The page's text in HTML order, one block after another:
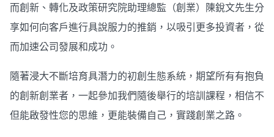
而創新、轉化及政策研究院助理總監（創業）陳銳文先生分
享如何向客戶進行具說服力的推銷，以吸引更多投資者，從
而加速公司發展和成功。
隨著浸大不斷培育具潛力的初創生態系統，期望所有有抱負
的創新創業者，一起參加我們隨後舉行的培訓課程，相信不
但能啟發性您的思維，更能裝備自己，實踐創業之路。